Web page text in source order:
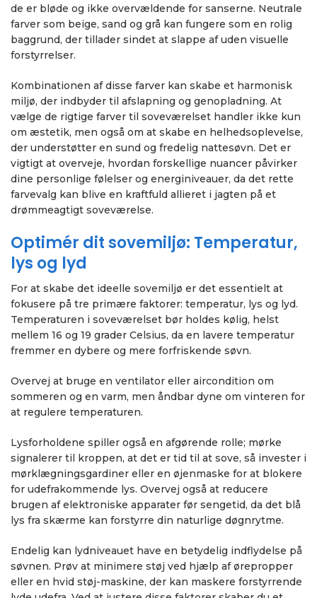
de er bløde og ikke overvældende for sanserne. Neutrale
farver som beige, sand og grå kan fungere som en rolig
baggrund, der tillader sindet at slappe af uden visuelle
forstyrrelser.
Kombinationen af disse farver kan skabe et harmonisk
miljø, der indbyder til afslapning og genopladning. At
vælge de rigtige farver til soveværelset handler ikke kun
om æstetik, men også om at skabe en helhedsoplevelse,
der understøtter en sund og fredelig nattesøvn. Det er
vigtigt at overveje, hvordan forskellige nuancer påvirker
dine personlige følelser og energiniveauer, da det rette
farvevalg kan blive en kraftfuld allieret i jagten på et
drømmeagtigt soveværelse.
Optimér dit sovemiljø: Temperatur,
lys og lyd
For at skabe det ideelle sovemiljø er det essentielt at
fokusere på tre primære faktorer: temperatur, lys og lyd.
Temperaturen i soveværelset bør holdes kølig, helst
mellem 16 og 19 grader Celsius, da en lavere temperatur
fremmer en dybere og mere forfriskende søvn.
Overvej at bruge en ventilator eller aircondition om
sommeren og en varm, men åndbar dyne om vinteren for
at regulere temperaturen.
Lysforholdene spiller også en afgørende rolle; mørke
signalerer til kroppen, at det er tid til at sove, så invester i
mørklægningsgardiner eller en øjenmaske for at blokere
for udefrakommende lys. Overvej også at reducere
brugen af elektroniske apparater før sengetid, da det blå
lys fra skærme kan forstyrre din naturlige døgnrytme.
Endelig kan lydniveauet have en betydelig indflydelse på
søvnen. Prøv at minimere støj ved hjælp af ørepropper
eller en hvid støj-maskine, der kan maskere forstyrrende